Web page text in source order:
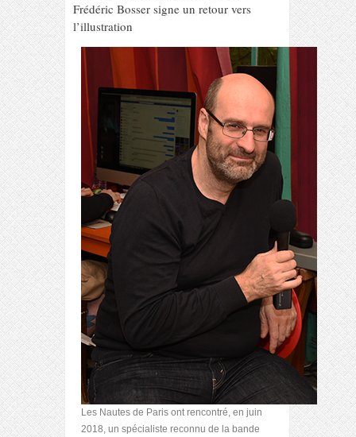
Frédéric Bosser signe un retour vers
l’illustration
Les Nautes de Paris ont rencontré, en juin
2018, un spécialiste reconnu de la bande